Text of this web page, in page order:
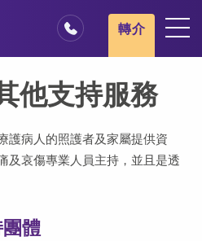
概述
人員
轉介
他支持服務
護病人的照護者及家屬提供資
及哀傷專業人員主持，並且是透
體